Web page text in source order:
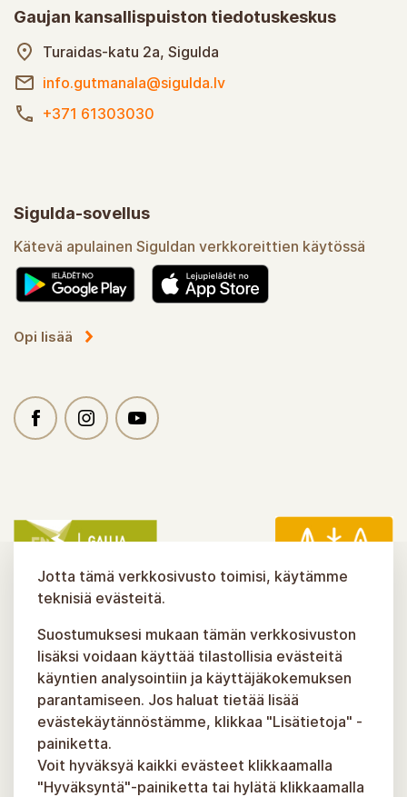
Gaujan kansallispuiston tiedotuskeskus
Turaidas-katu 2a, Sigulda
info.gutmanala@sigulda.lv
+371 61303030
Sigulda-sovellus
Kätevä apulainen Siguldan verkkoreittien käytössä
Opi lisää
Jotta tämä verkkosivusto toimisi, käytämme
teknisiä evästeitä.
Suostumuksesi mukaan tämän verkkosivuston
lisäksi voidaan käyttää tilastollisia evästeitä
käyntien analysointiin ja käyttäjäkokemuksen
parantamiseen. Jos haluat tietää lisää
evästekäytännöstämme, klikkaa "Lisätietoja" -
painiketta.
Voit hyväksyä kaikki evästeet klikkaamalla
"Hyväksyntä"-painiketta tai hylätä klikkaamalla